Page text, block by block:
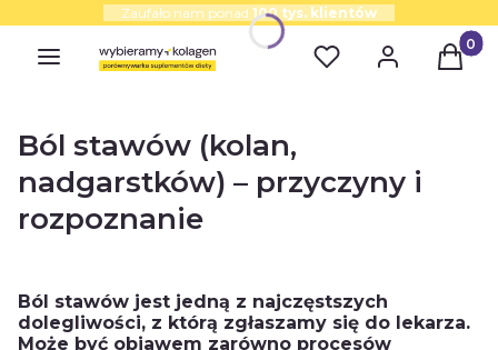
Zaufało nam ponad 100 tys. klientów
Ból stawów (kolan,
nadgarstków) – przyczyny i
rozpoznanie
Ból stawów jest jedną z najczęstszych
dolegliwości, z którą zgłaszamy się do lekarza.
Może być objawem zarówno procesów